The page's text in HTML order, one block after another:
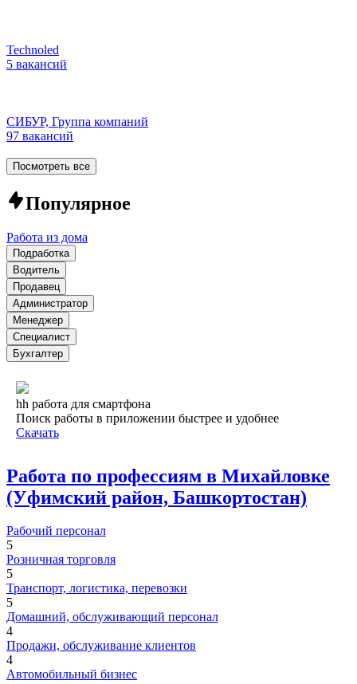
Technoled
5 вакансий
СИБУР, Группа компаний
97 вакансий
Посмотреть все
Популярное
Работа из дома
Подработка
Водитель
Продавец
Администратор
Менеджер
Специалист
Бухгалтер
hh работа для смартфона
Поиск работы в приложении быстрее и удобнее
Скачать
Работа по профессиям в Михайловке
(Уфимский район, Башкортостан)
Рабочий персонал
5
Розничная торговля
5
Транспорт, логистика, перевозки
5
Домашний, обслуживающий персонал
4
Продажи, обслуживание клиентов
4
Автомобильный бизнес